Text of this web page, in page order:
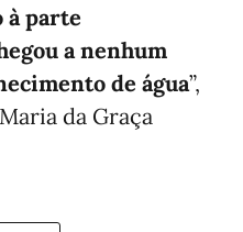
à parte
a nenhum
de água”,
da Graça